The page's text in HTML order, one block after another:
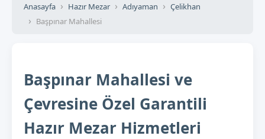
Anasayfa Hazır Mezar Adıyaman
Çelikhan
Başpınar Mahallesi
Başpınar Mahallesi ve
Çevresine Özel Garantili
Hazır Mezar Hizmetleri